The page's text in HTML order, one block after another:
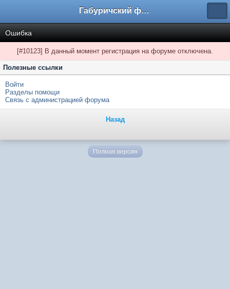
Габуричский форум
Ошибка
[#10123] В данный момент регистрация на форуме отключена.
Полезные ссылки
Войти
Разделы помощи
Связь с администрацией форума
Назад
Полная версия